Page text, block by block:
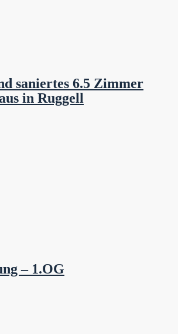
saniertes 6.5 Zimmer
in Ruggell
– 1.OG